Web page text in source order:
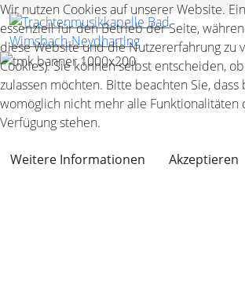
Wir nutzen Cookies auf unserer Website.
essenziell für den Betrieb der Seite,
diese Website und die Nutzererfahrung zu
Cookies). Sie können selbst entscheiden,
zulassen möchten. Bitte beachten Sie,
womöglich nicht mehr alle Funktionalitäten
Verfügung stehen.
Weitere Informationen Akzeptieren